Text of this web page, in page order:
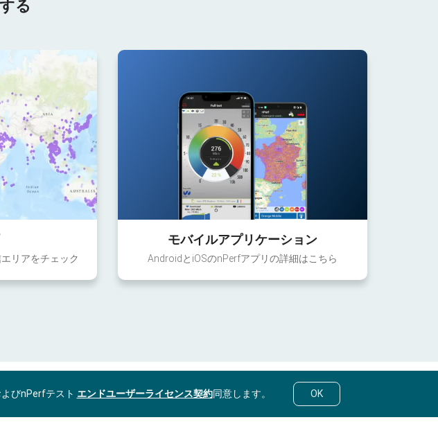
る
リアをチェック
モバイルアプリケーション
AndroidとiOSのnPerfアプリの詳細はこちら
びnPerfテスト エンドユーザーライセンス契約同意します。 OK